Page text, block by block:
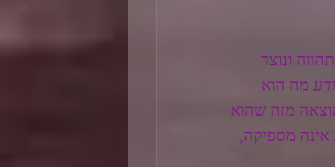
ונוצר
מה הוא
מזה שהוא
מספיקה,